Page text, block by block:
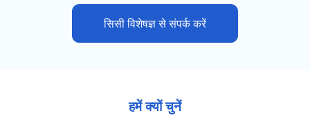
सिसी विशेषज्ञ से संपर्क करें
हमें क्यों चुनें